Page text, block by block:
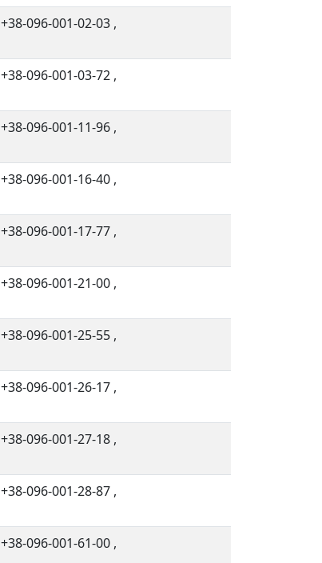
+38-096-001-02-03 ,
+38-096-001-03-72 ,
+38-096-001-11-96 ,
+38-096-001-16-40 ,
+38-096-001-17-77 ,
+38-096-001-21-00 ,
+38-096-001-25-55 ,
+38-096-001-26-17 ,
+38-096-001-27-18 ,
+38-096-001-28-87 ,
+38-096-001-61-00 ,